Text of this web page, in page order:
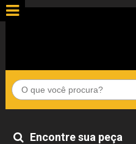
Encontre sua peça